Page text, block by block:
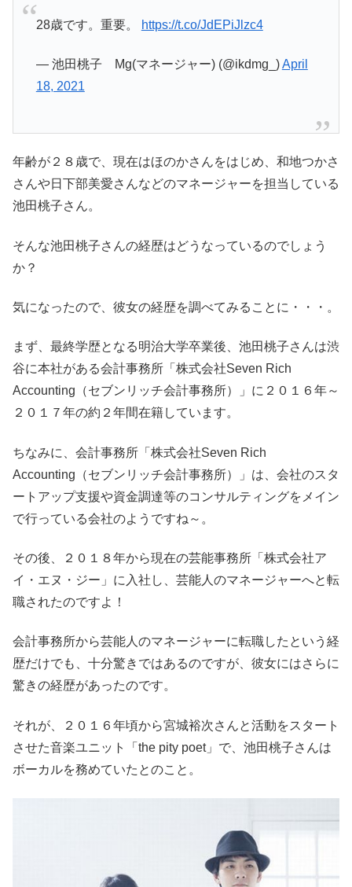
28歳です。重要。 https://t.co/JdEPiJlzc4
— 池田桃子 Mg(マネージャー) (@ikdmg_)April
18, 2021
年齢が２８歳で、現在はほのかさんをはじめ、和地つかさ
さんや日下部美愛さんなどのマネージャーを担当している
池田桃子さん。
そんな池田桃子さんの経歴はどうなっているのでしょう
か？
気になったので、彼女の経歴を調べてみることに・・・。
まず、最終学歴となる明治大学卒業後、池田桃子さんは渋
谷に本社がある会計事務所「株式会社Seven Rich
Accounting（セブンリッチ会計事務所）」に２０１６年～
２０１７年の約２年間在籍しています。
ちなみに、会計事務所「株式会社Seven Rich
Accounting（セブンリッチ会計事務所）」は、会社のスタ
ートアップ支援や資金調達等のコンサルティングをメイン
で行っている会社のようですね～。
その後、２０１８年から現在の芸能事務所「株式会社ア
イ・エヌ・ジー」に入社し、芸能人のマネージャーへと転
職されたのですよ！
会計事務所から芸能人のマネージャーに転職したという経
歴だけでも、十分驚きではあるのですが、彼女にはさらに
驚きの経歴があったのです。
それが、２０１６年頃から宮城裕次さんと活動をスタート
させた音楽ユニット「the pity poet」で、池田桃子さんは
ボーカルを務めていたとのこと。